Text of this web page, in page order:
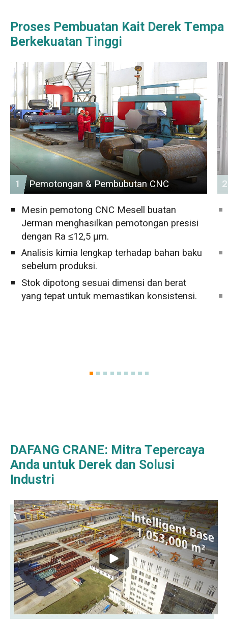
Proses Pembuatan Kait Derek Tempa
Berkekuatan Tinggi
1
Pemotongan & Pembubutan CNC
Mesin pemotong CNC Mesell buatan
Jerman menghasilkan pemotongan presisi
dengan Ra ≤12,5 μm.
Analisis kimia lengkap terhadap bahan baku
sebelum produksi.
Stok dipotong sesuai dimensi dan berat
yang tepat untuk memastikan konsistensi.
2
DAFANG CRANE: Mitra Tepercaya
Anda untuk Derek dan Solusi
Industri